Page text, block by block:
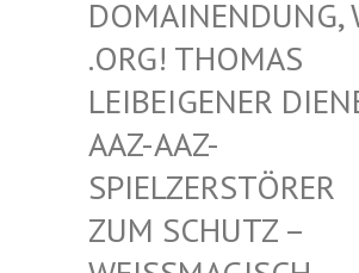
ENDUNG, WIE
THOMAS LEIBEI
GENER DIENER!
Z-SPIELZ
ERSTÖRER ZUM SC
HUTZ – WEISSMA